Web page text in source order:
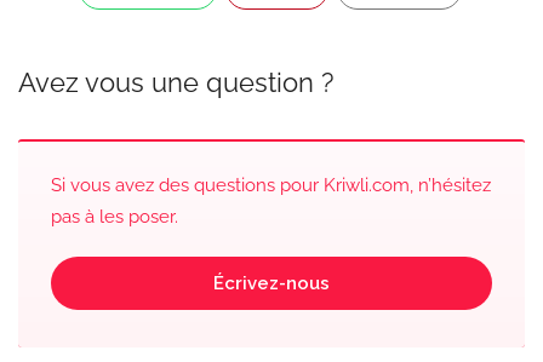
Avez vous une question ?
Si vous avez des questions pour Kriwli.com, n’hésitez
pas à les poser.
Écrivez-nous